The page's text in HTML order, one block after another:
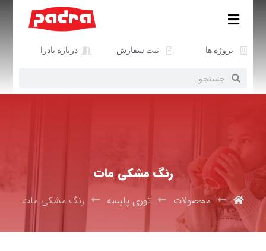
پروژه ها ثبت سفارش درباره پادرا
رنگ مشکی مات
محصولات توری پلیسه رنگ مشکی مات